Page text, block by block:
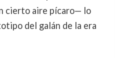
cierto aire pícaro— lo
del galán de la era